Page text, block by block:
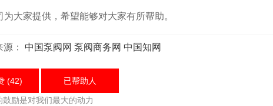
家提供，希望能够对大家有所帮助。
： 中国泵阀网 泵阀商务网 中国知网
(42) 已帮助人
鼓励是对我们最大的动力